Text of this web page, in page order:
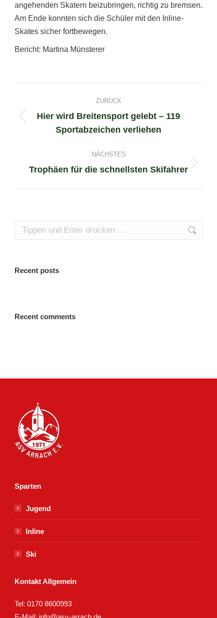
angehenden Skatern beizubringen, richtig zu bremsen.
Am Ende konnten sich die Schüler mit den Inline-
Skates sicher fortbewegen.
Bericht: Martina Münsterer
navigation
ZURÜCK
Previous
project:
Hier wird Breitensport gelebt – 119
Sportabzeichen verliehen
NÄCHSTES
Next
Trophäen für die schnellsten Skifahrer
Search:
Recent posts
Recent comments
Sparten
Jugend
Inline
Ski
Kontakt Allgemein
Tel: 0170 8600993